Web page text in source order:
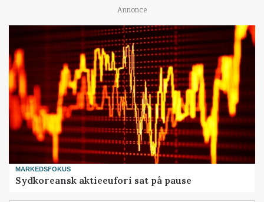
Annonce
MARKEDSFOKUS
Sydkoreansk aktieeufori sat på pause